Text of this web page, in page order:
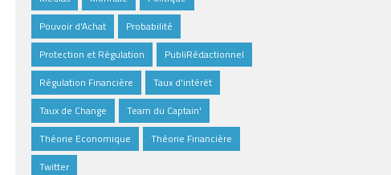
Pouvoir d'Achat
Probabilité
Protection et Régulation
PubliRédactionnel
Régulation Financière
Taux d'intérêt
Taux de Change
Team du Captain'
Théorie Economique
Théorie Financière
Twitter